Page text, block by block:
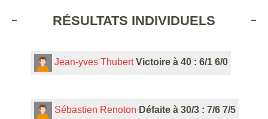
RÉSULTATS INDIVIDUELS
Jean-yves Thubert Victoire à 40 : 6/1 6/0
Sébastien Renoton Défaite à 30/3 : 7/6 7/5